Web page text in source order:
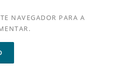
NAVEGADOR PARA A